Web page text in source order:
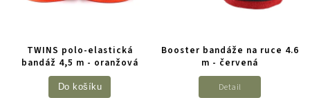
TWINS polo-elastická
bandáž 4,5 m - oranžová
Do košíku
Booster bandáže na ruce 4.6
m - červená
Detail